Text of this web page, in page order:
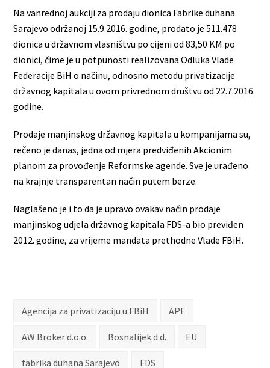
Na vanrednoj aukciji za prodaju dionica Fabrike duhana
Sarajevo održanoj 15.9.2016. godine, prodato je 511.478
dionica u državnom vlasništvu po cijeni od 83,50 KM po
dionici, čime je u potpunosti realizovana Odluka Vlade
Federacije BiH o načinu, odnosno metodu privatizacije
državnog kapitala u ovom privrednom društvu od 22.7.2016.
godine.
Prodaje manjinskog državnog kapitala u kompanijama su,
rečeno je danas, jedna od mjera predviđenih Akcionim
planom za provođenje Reformske agende. Sve je urađeno
na krajnje transparentan način putem berze.
Naglašeno je i to da je upravo ovakav način prodaje
manjinskog udjela državnog kapitala FDS-a bio previđen
2012. godine, za vrijeme mandata prethodne Vlade FBiH.
Agencija za privatizaciju u FBiH APF
AW Broker d.o.o. Bosnalijek d.d. EU
fabrika duhana Sarajevo FDS